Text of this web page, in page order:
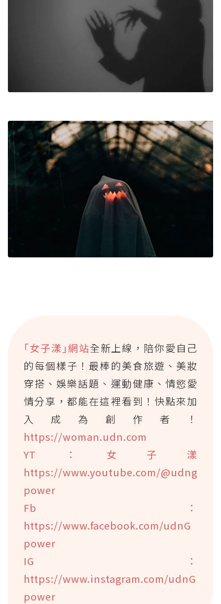
｢女子漾｣網站全新上線，陪你愛自己
的每個樣子！最棒的美食旅遊、美妝
穿搭、娛樂話題、運動健康、情慾愛
情分享，都能在這裡看到！快點來加
入成為創作者！
https://woman.udn.com
YT：女子漾
https://www.youtube.com/@udng
power
Fb：
https://www.facebook.com/udnG
power
IG：
https://www.instagram.com/udnG
power